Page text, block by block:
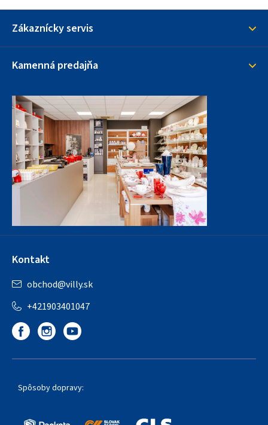
Zákaznícky servis
Kamenná predajňa
Kontakt
obchod@villy.sk
+421903401047
Spôsoby dopravy: